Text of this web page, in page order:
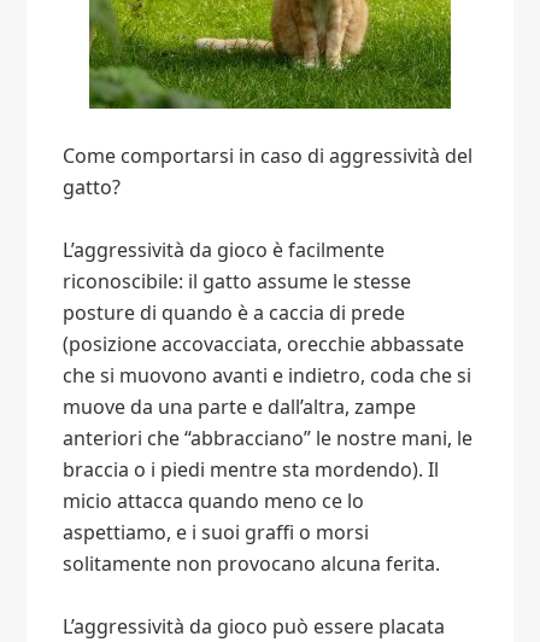
Come comportarsi in caso di aggressività del
gatto?
L’aggressività da gioco è facilmente
riconoscibile: il gatto assume le stesse
posture di quando è a caccia di prede
(posizione accovacciata, orecchie abbassate
che si muovono avanti e indietro, coda che si
muove da una parte e dall’altra, zampe
anteriori che “abbracciano” le nostre mani, le
braccia o i piedi mentre sta mordendo). Il
micio attacca quando meno ce lo
aspettiamo, e i suoi graffi o morsi
solitamente non provocano alcuna ferita.
L’aggressività da gioco può essere placata